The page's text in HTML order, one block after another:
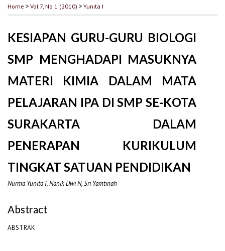
Home >Vol 7, No 1 (2010) >Yunita I
KESIAPAN GURU-GURU BIOLOGI
SMP MENGHADAPI MASUKNYA
MATERI KIMIA DALAM MATA
PELAJARAN IPA DI SMP SE-KOTA
SURAKARTA DALAM
PENERAPAN KURIKULUM
TINGKAT SATUAN PENDIDIKAN
Nurma Yunita I, Nanik Dwi N, Sri Yamtinah
Abstract
ABSTRAK